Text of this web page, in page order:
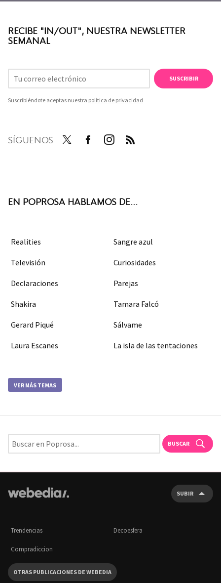
RECIBE "IN/OUT", NUESTRA NEWSLETTER
SEMANAL
SUSCRIBIR
Suscribiéndote aceptas nuestra política de privacidad
SÍGUENOS
EN POPROSA HABLAMOS DE...
Realities Sangre azul
Televisión Curiosidades
Declaraciones Parejas
Shakira Tamara Falcó
Gerard Piqué Sálvame
Laura Escanes La isla de las tentaciones
VER MÁS TEMAS
BUSCAR
SUBIR
Trendencias Decoesfera
Compradiccion
OTRAS PUBLICACIONES DE WEBEDIA